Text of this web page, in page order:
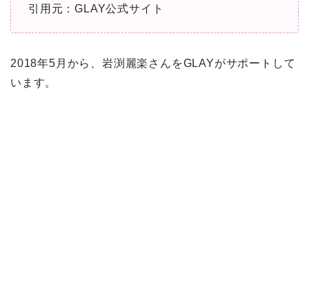
引用元：GLAY公式サイト
2018年5月から、岩渕麗楽さんをGLAYがサポートして
います。